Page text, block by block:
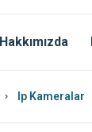
Hakkımızda
Ip Kameralar